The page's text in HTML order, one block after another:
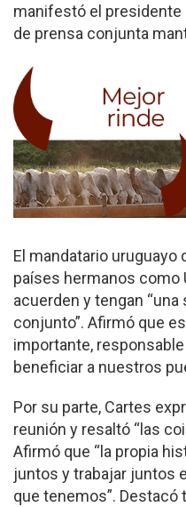
manifestó el presidente
de prensa conjunta
El mandatario
países hermanos como
acuerden y tengan
conjunto”. Afirmó que
importante,
beneficiar a nuestros
Por su parte, Cartes
reunión y resaltó “las
Afirmó que “la propia
juntos y trabajar juntos
que tenemos”. Destacó